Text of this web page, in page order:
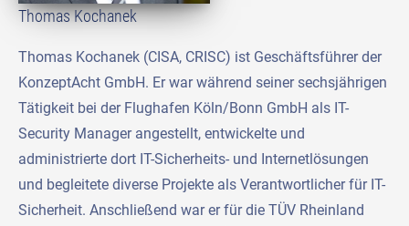
Thomas Kochanek
Thomas Kochanek (CISA, CRISC) ist Geschäftsführer der
KonzeptAcht GmbH. Er war während seiner sechsjährigen
Tätigkeit bei der Flughafen Köln/Bonn GmbH als IT-
Security Manager angestellt, entwickelte und
administrierte dort IT-Sicherheits- und Internetlösungen
und begleitete diverse Projekte als Verantwortlicher für IT-
Sicherheit. Anschließend war er für die TÜV Rheinland